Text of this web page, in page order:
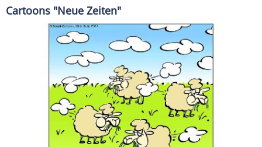
Cartoons "Neue Zeiten"